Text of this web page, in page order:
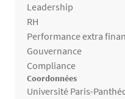
Leadership
RH
Performance extra
Gouvernance
Compliance
Coordonnées
Université Paris-